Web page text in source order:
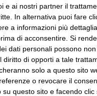
e ai nostri partner il
In alternativa puoi fare
a informazioni più
di acconsentire. Si
dati personali possono
diritto di opporti a tale
solo a questo sito
o revocare il
su questo sito e facendo clic